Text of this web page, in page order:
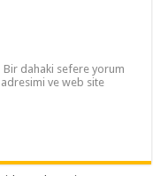
Bir dahaki sefere yorum
adresimi ve web site